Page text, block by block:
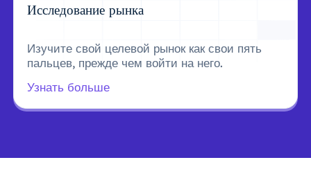
Исследование рынка
Изучите свой целевой рынок как свои пять
пальцев, прежде чем войти на него.
Узнать больше